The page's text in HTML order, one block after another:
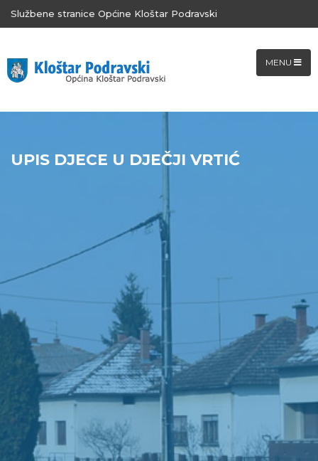
Službene stranice Općine Kloštar Podravski
MENU
UPIS DJECE U DJEČJI VRTIĆ